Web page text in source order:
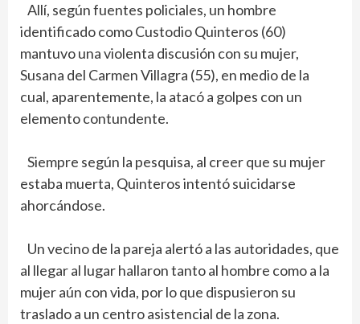
Allí, según fuentes policiales, un hombre
identificado como Custodio Quinteros (60)
mantuvo una violenta discusión con su mujer,
Susana del Carmen Villagra (55), en medio de la
cual, aparentemente, la atacó a golpes con un
elemento contundente.
Siempre según la pesquisa, al creer que su mujer
estaba muerta, Quinteros intentó suicidarse
ahorcándose.
Un vecino de la pareja alertó a las autoridades, que
al llegar al lugar hallaron tanto al hombre como a la
mujer aún con vida, por lo que dispusieron su
traslado a un centro asistencial de la zona.